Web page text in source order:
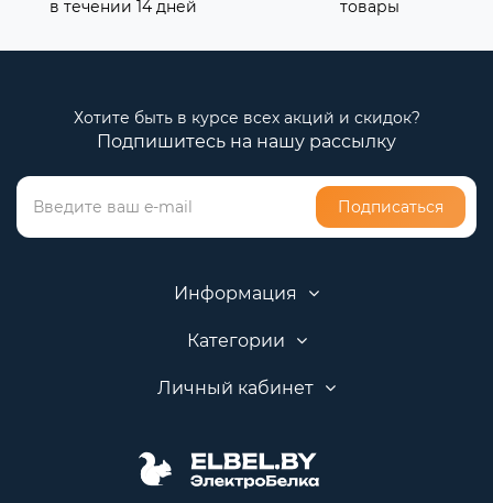
в течении 14 дней
товары
Хотите быть в курсе всех акций и скидок?
Подпишитесь на нашу рассылку
Подписаться
Информация
Категории
Личный кабинет